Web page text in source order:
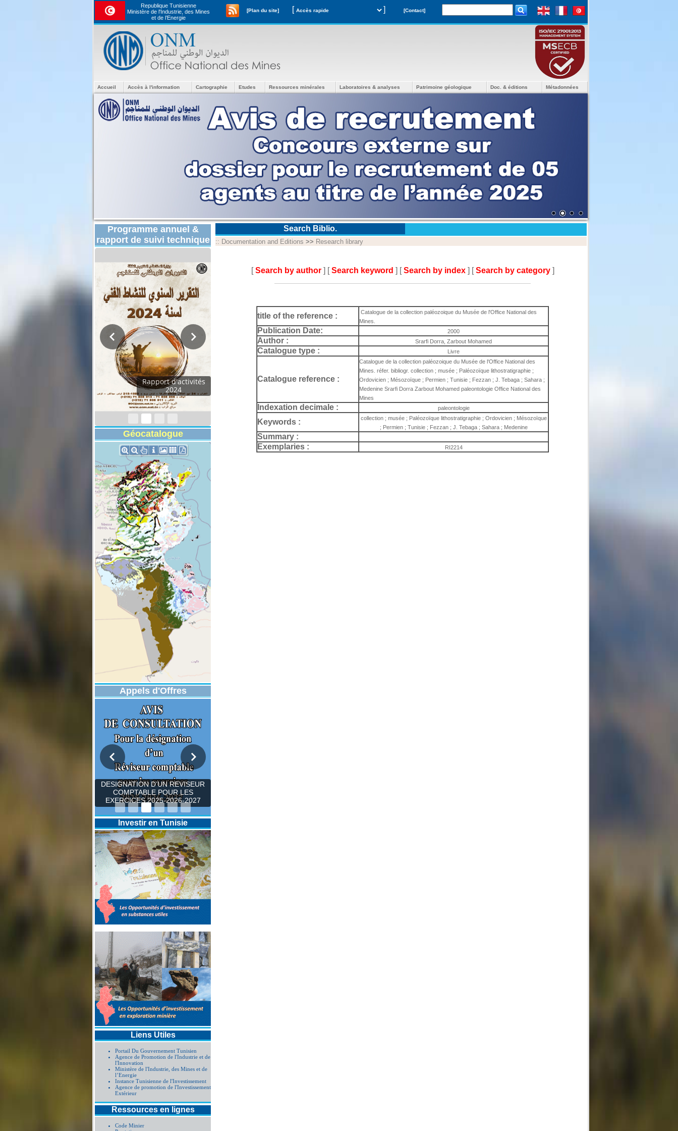
Republique Tunisienne
Ministère de l'Industrie, des Mines
et de l’Energie
[Plan du site] [ ] [Contact]
Accueil Accès à l'information Cartographie Etudes Ressources minérales Laboratoires & analyses Patrimoine géologique Doc. & éditions Métadonnées
Programme annuel &
rapport de suivi technique
Rapport d'activités
2024
Géocatalogue
Appels d'Offres
DESIGNATION D’UN REVISEUR
COMPTABLE POUR LES
EXERCICES 2025-2026-2027
Investir en Tunisie
Liens Utiles
Portail Du Gouvernement Tunisien
Agence de Promotion de l'Industrie et de
l'Innovation
Ministère de l'Industrie, des Mines et de
l’Energie
Instance Tunisienne de l'Investissement
Agence de promotion de l'Investissement
Extérieur
Ressources en lignes
Code Minier
Search Biblio.
:: Documentation and Editions >> Research library
[Search by author ] [Search keyword ] [Search by index ] [Search by category ]
title of the reference :
Catalogue de la collection paléozoique du Musée de l'Office National des
Mines.
Publication Date: 2000
Author : Srarfi Dorra, Zarbout Mohamed
Catalogue type : Livre
Catalogue reference :
Catalogue de la collection paléozoique du Musée de l'Office National des
Mines. réfer. bibliogr. collection ; musée ; Paléozoïque lithostratigraphie ;
Ordovicien ; Mésozoïque ; Permien ; Tunisie ; Fezzan ; J. Tebaga ; Sahara ;
Medenine Srarfi Dorra Zarbout Mohamed paleontologie Office National des
Mines
Indexation decimale : paleontologie
Keywords :
collection ; musée ; Paléozoïque lithostratigraphie ; Ordovicien ; Mésozoïque
; Permien ; Tunisie ; Fezzan ; J. Tebaga ; Sahara ; Medenine
Summary :
Exemplaries :
RI2214